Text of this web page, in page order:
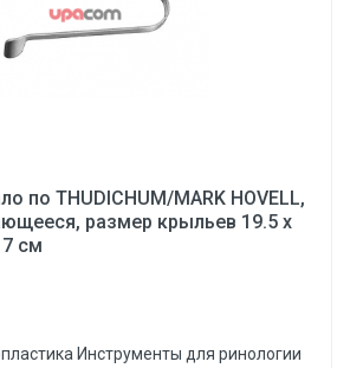
по THUDICHUM/MARK HOVELL,
размер крыльев 19.5 х
см
Инструменты для ринологии